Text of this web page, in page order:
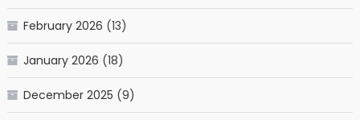
February 2026 (13)
January 2026 (18)
December 2025 (9)